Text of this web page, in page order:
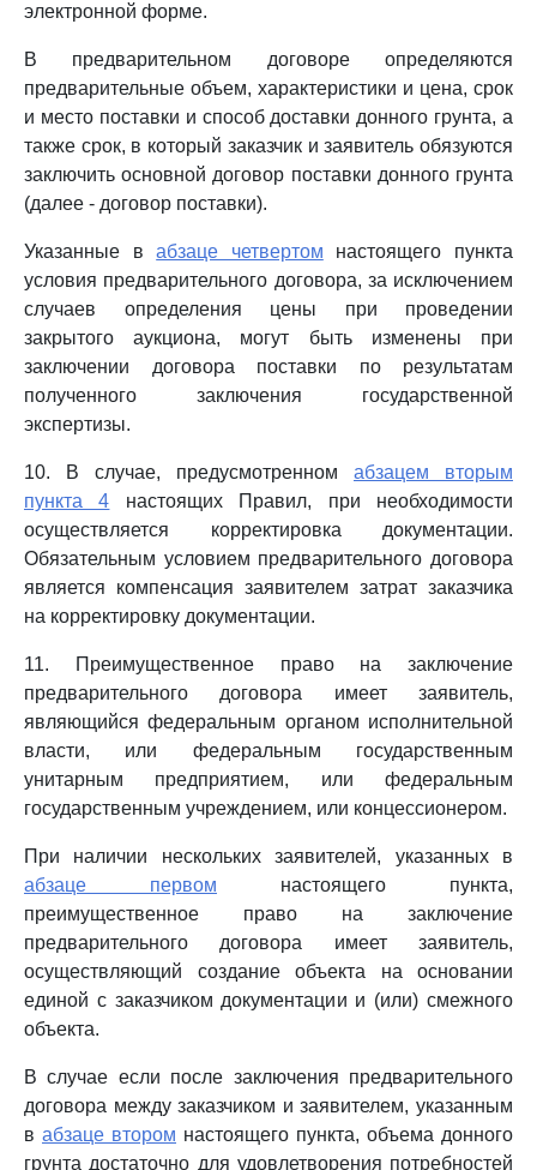
электронной форме.
В предварительном договоре определяются
предварительные объем, характеристики и цена, срок
и место поставки и способ доставки донного грунта, а
также срок, в который заказчик и заявитель обязуются
заключить основной договор поставки донного грунта
(далее - договор поставки).
Указанные вабзаце четвертом настоящего пункта
условия предварительного договора, за исключением
случаев определения цены при проведении
закрытого аукциона, могут быть изменены при
заключении договора поставки по результатам
полученного заключения государственной
экспертизы.
10. В случае, предусмотренном абзацем вторым
пункта 4 настоящих Правил, при необходимости
осуществляется корректировка документации.
Обязательным условием предварительного договора
является компенсация заявителем затрат заказчика
на корректировку документации.
11. Преимущественное право на заключение
предварительного договора имеет заявитель,
являющийся федеральным органом исполнительной
власти, или федеральным государственным
унитарным предприятием, или федеральным
государственным учреждением, или концессионером.
При наличии нескольких заявителей, указанных в
абзаце первом настоящего пункта,
преимущественное право на заключение
предварительного договора имеет заявитель,
осуществляющий создание объекта на основании
единой с заказчиком документации и (или) смежного
объекта.
В случае если после заключения предварительного
договора между заказчиком и заявителем, указанным
в абзаце втором настоящего пункта, объема донного
грунта достаточно для удовлетворения потребностей